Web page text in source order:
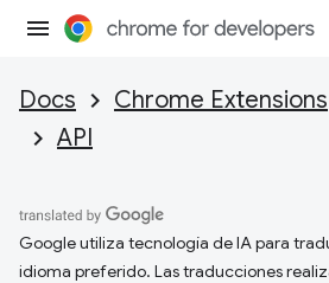
Docs Chrome Extensions
API
Google utiliza tecnología de IA para
idioma preferido. Las traducciones